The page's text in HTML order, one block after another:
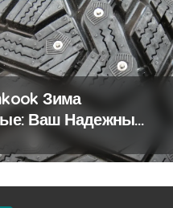
Зима
Ваш Надежный
Снежных Дорогах